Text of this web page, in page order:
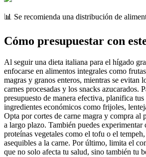
📊 Se recomienda una distribución de
Cómo presupuestar con
Al seguir una dieta italiana para el hígado
enfocarse en alimentos integrales como
magras y granos enteros, mientras se evitan
carnes procesadas y los snacks azucarados.
presupuesto de manera efectiva, planifica
ingredientes económicos como frijoles,
Opta por cortes de carne magra y compra al
a largo plazo. También puedes experimentar
proteínas vegetales como el tofu o el
asequibles a la carne. Por último, limita el
que no solo afecta tu salud, sino también tu